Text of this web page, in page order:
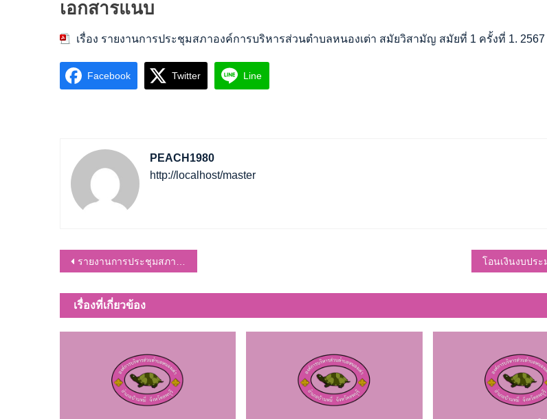
เอกสารแนบ
เรื่อง รายงานการประชุมสภาองค์การบริหารส่วนตำบลหนองเต่า สมัยวิสามัญ สมัยที่ 1 ครั้งที่ 1. 2567
Facebook Twitter Line
PEACH1980
http://localhost/master
แนะแนว
เรื่อง
รายงานการประชุมสภา สมัยสามัญ สมัยที่ 4 ครั้งที่ 2/2566
เรื่องที่เกี่ยวข้อง